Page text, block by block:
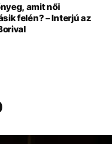
amit női
felén? – Interjú az